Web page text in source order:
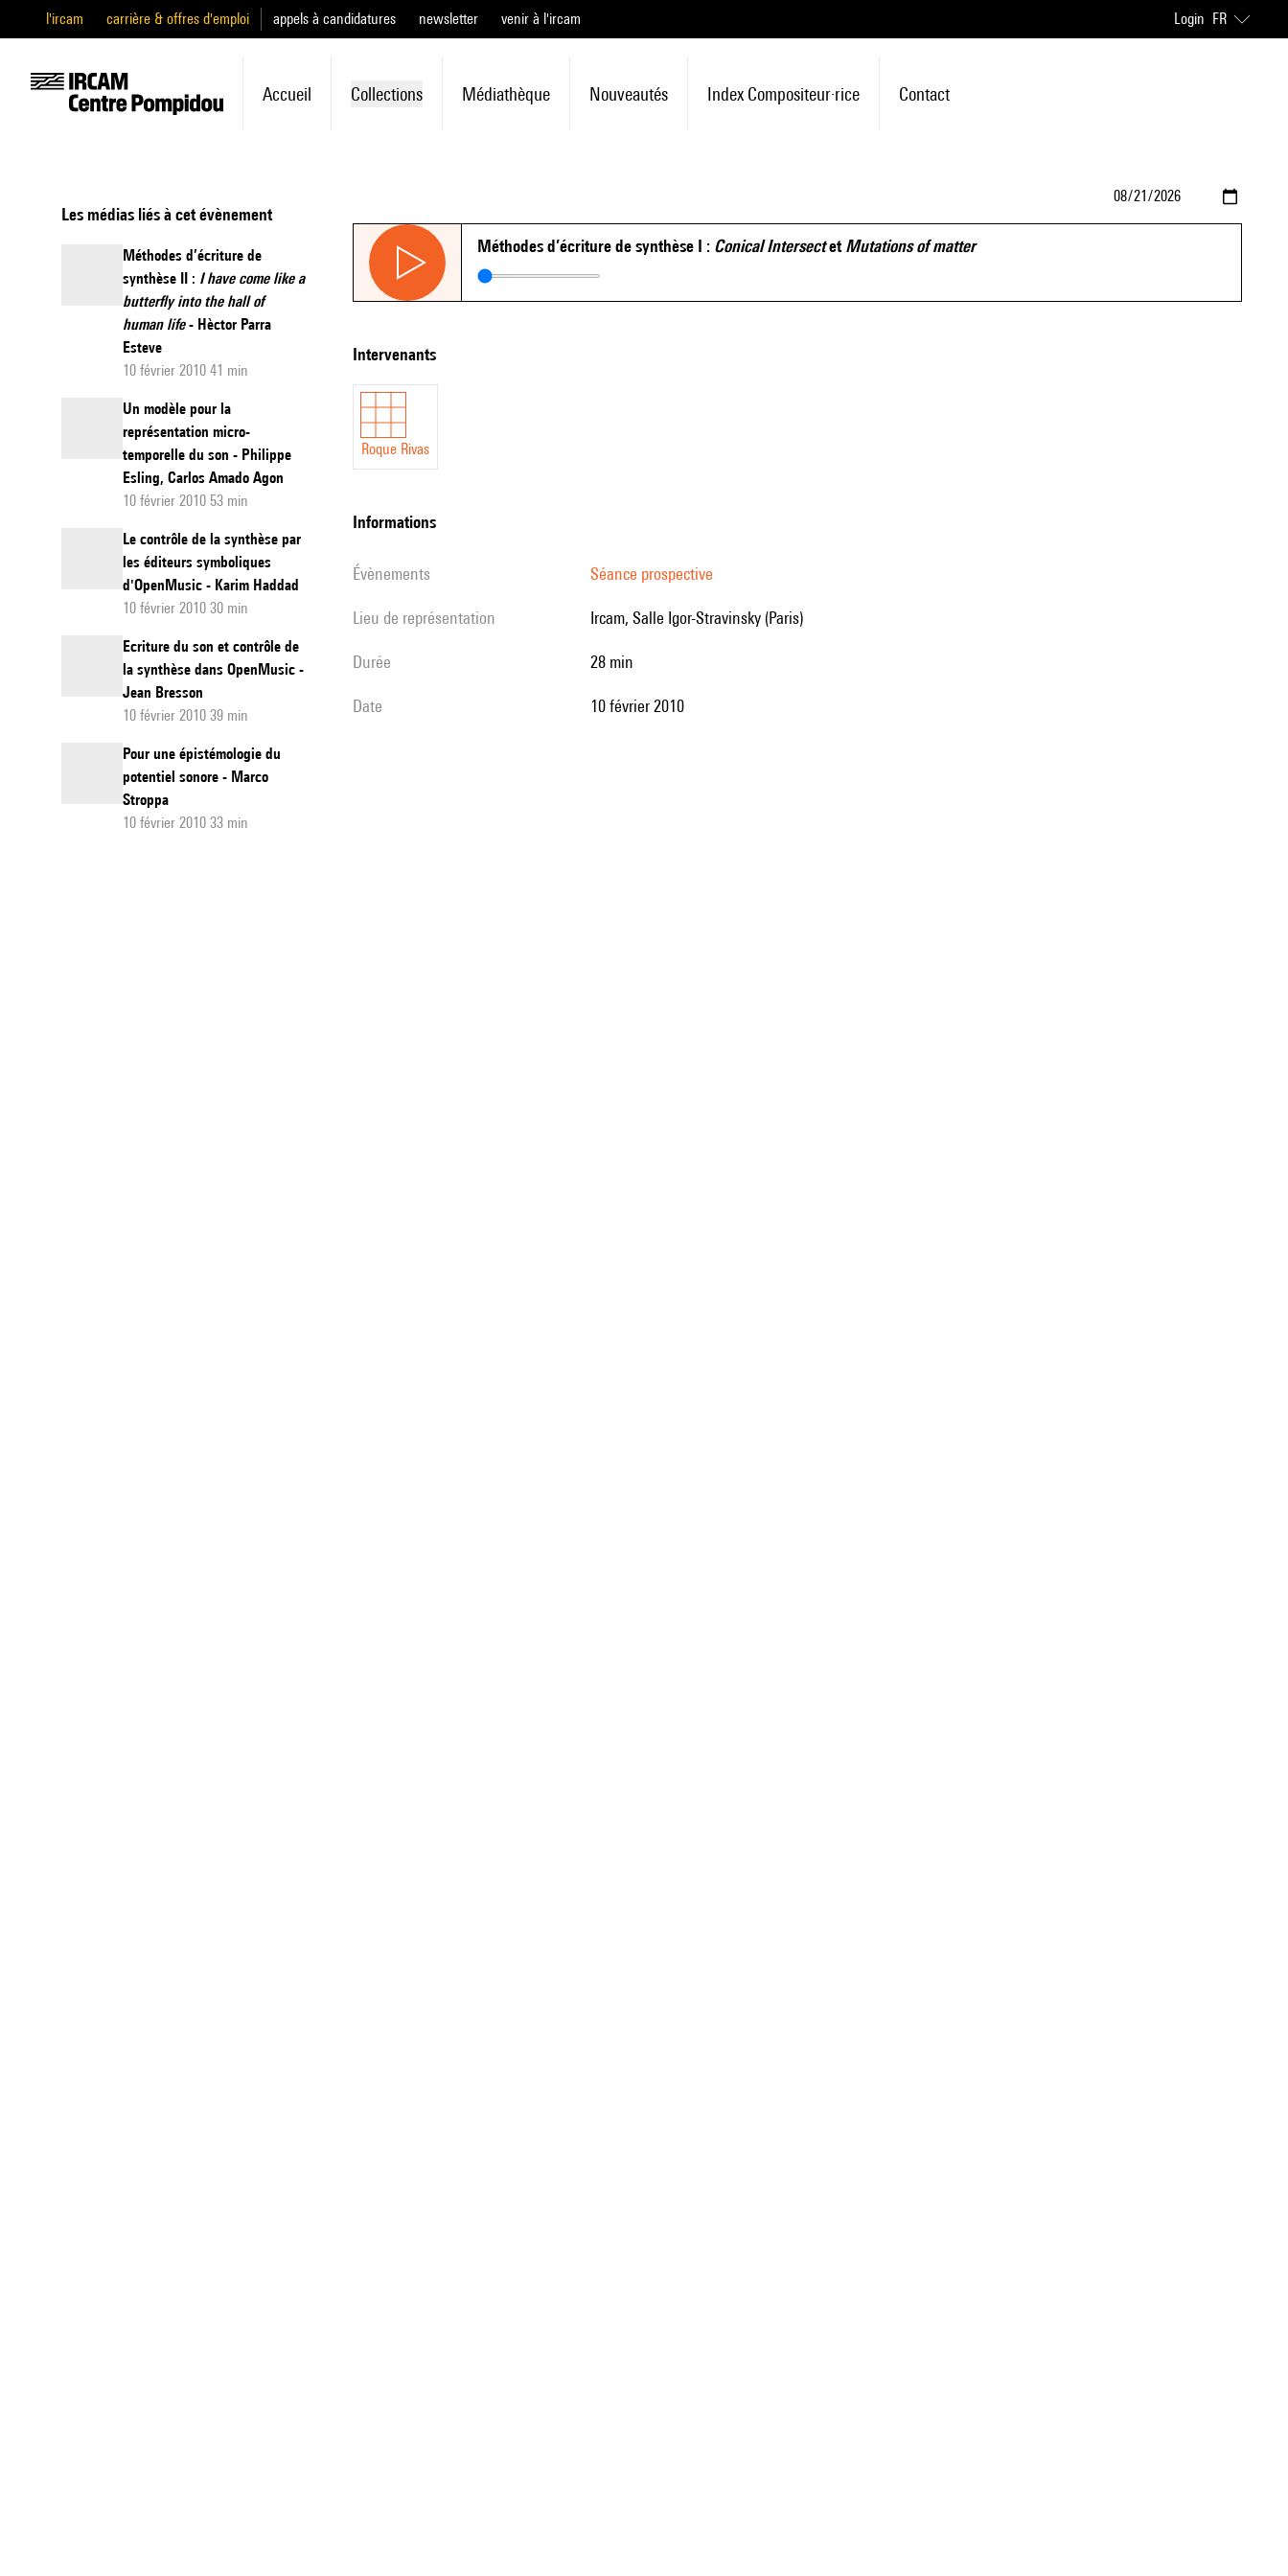
l'ircam carrière & offres d'emploi appels à candidatures newsletter venir à l'ircam Login FR
Accueil Collections Médiathèque Nouveautés Index Compositeur·rice Contact
Les médias liés à cet évènement
Méthodes d’écriture de
synthèse II : I have come like a
butterfly into the hall of
human life- Hèctor Parra
Esteve
10 février 2010 41 min
Un modèle pour la
représentation micro-
temporelle du son - Philippe
Esling, Carlos Amado Agon
10 février 2010 53 min
Le contrôle de la synthèse par
les éditeurs symboliques
d'OpenMusic - Karim Haddad
10 février 2010 30 min
Ecriture du son et contrôle de
la synthèse dans OpenMusic -
Jean Bresson
10 février 2010 39 min
Pour une épistémologie du
potentiel sonore - Marco
Stroppa
10 février 2010 33 min
Méthodes d’écriture de synthèse I : Conical IntersectetMutations of matter
intervenants
Roque Rivas
informations
évènements Séance prospective
Lieu de représentation Ircam, Salle Igor-Stravinsky (Paris)
durée 28 min
date 10 février 2010